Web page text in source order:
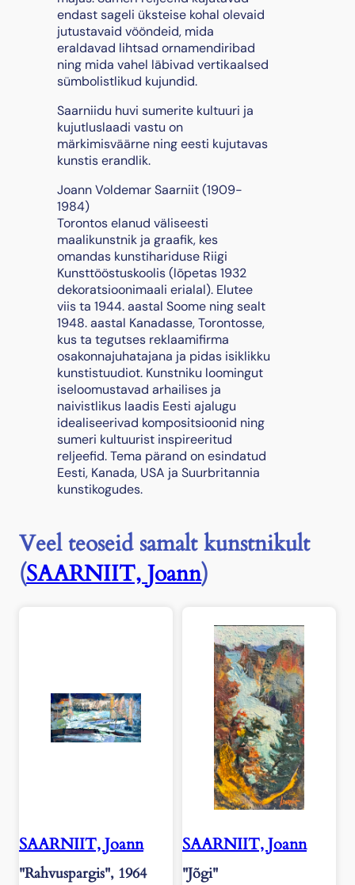
endast sageli üksteise kohal olevaid
jutustavaid vööndeid, mida
eraldavad lihtsad ornamendiribad
ning mida vahel läbivad vertikaalsed
sümbolistlikud kujundid.
Saarniidu huvi sumerite kultuuri ja
kujutluslaadi vastu on
märkimisväärne ning eesti kujutavas
kunstis erandlik.
Joann Voldemar Saarniit (1909-
1984)
Torontos elanud väliseesti
maalikunstnik ja graafik, kes
omandas kunstihariduse Riigi
Kunsttööstuskoolis (lõpetas 1932
dekoratsioonimaali erialal). Elutee
viis ta 1944. aastal Soome ning sealt
1948. aastal Kanadasse, Torontosse,
kus ta tegutses reklaamifirma
osakonnajuhatajana ja pidas isiklikku
kunstistuudiot. Kunstniku loomingut
iseloomustavad arhailises ja
naivistlikus laadis Eesti ajalugu
idealiseerivad kompositsioonid ning
sumeri kultuurist inspireeritud
reljeefid. Tema pärand on esindatud
Eesti, Kanada, USA ja Suurbritannia
kunstikogudes.
Veel teoseid samalt kunstnikult
(SAARNIIT, Joann)
SAARNIIT, Joann
"Rahvuspargis", 1964
SAARNIIT, Joann
"Jõgi"